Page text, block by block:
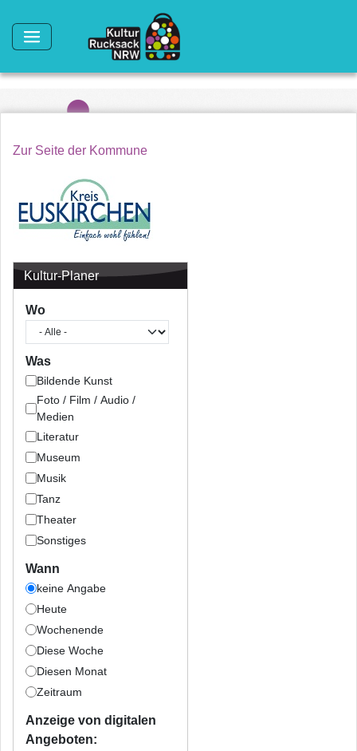
Zur Seite der Kommune
Kultur-Planer
Wo
Was
Bildende Kunst
Foto / Film / Audio /
Medien
Literatur
Museum
Musik
Tanz
Theater
Sonstiges
Wann
keine Angabe
Heute
Wochenende
Diese Woche
Diesen Monat
Zeitraum
Anzeige von digitalen
Angeboten: